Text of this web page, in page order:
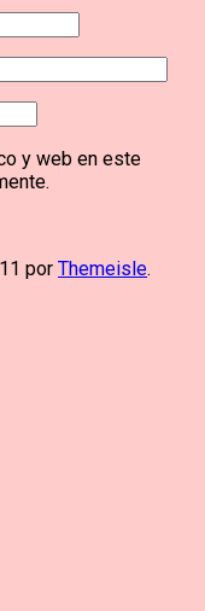
y web en este
por Themeisle.